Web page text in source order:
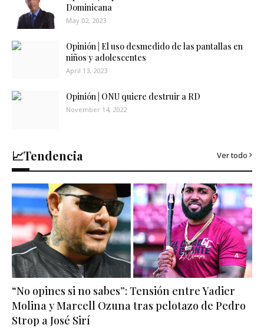
Dominicana
May 02, 2023
Opinión | El uso desmedido de las pantallas en
niños y adolescentes
April 13, 2023
Opinión | ONU quiere destruir a RD
November 14, 2022
📈Tendencia Ver todo
“No opines si no sabes”: Tensión entre Yadier
Molina y Marcell Ozuna tras pelotazo de Pedro
Strop a José Sirí